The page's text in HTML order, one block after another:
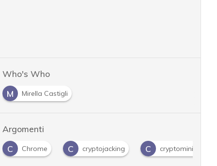
Who's Who
M
Mirella Castigli
Argomenti
C
Chrome C cryptojacking C cryptomining